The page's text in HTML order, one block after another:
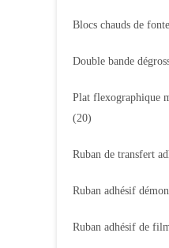
Blocs chauds de fonte
Double bande
Plat flexographique
(20)
Ruban de transfert
Ruban adhésif
Ruban adhésif de